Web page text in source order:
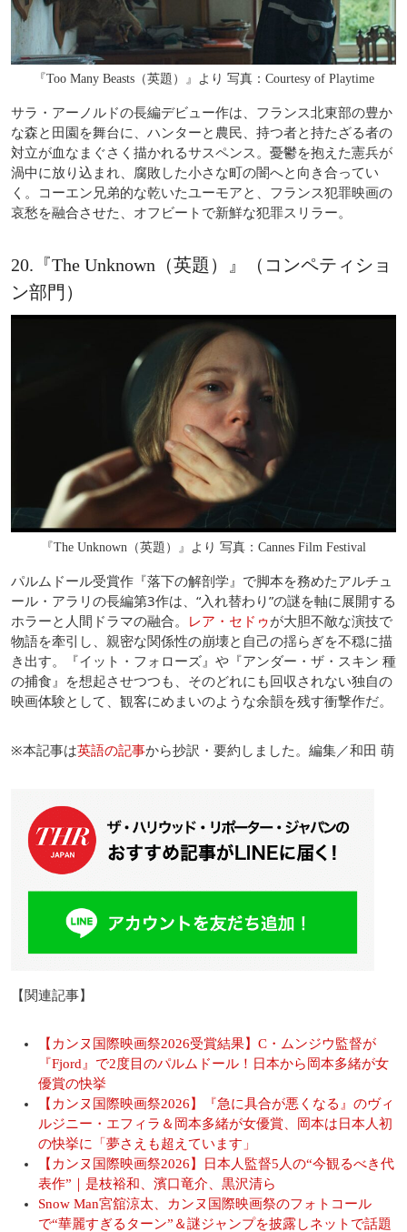
『Too Many Beasts（英題）』より 写真：Courtesy of Playtime
サラ・アーノルドの長編デビュー作は、フランス北東部の豊か
な森と田園を舞台に、ハンターと農民、持つ者と持たざる者の
対立が血なまぐさく描かれるサスペンス。憂鬱を抱えた憲兵が
渦中に放り込まれ、腐敗した小さな町の闇へと向き合ってい
く。コーエン兄弟的な乾いたユーモアと、フランス犯罪映画の
哀愁を融合させた、オフビートで新鮮な犯罪スリラー。
20.『The Unknown（英題）』（コンペティショ
ン部門）
『The Unknown（英題）』より 写真：Cannes Film Festival
パルムドール受賞作『落下の解剖学』で脚本を務めたアルチュ
ール・アラリの長編第3作は、“入れ替わり”の謎を軸に展開する
ホラーと人間ドラマの融合。 レア・セドゥが大胆不敵な演技で
物語を牽引し、親密な関係性の崩壊と自己の揺らぎを不穏に描
き出す。『イット・フォローズ』や『アンダー・ザ・スキン 種
の捕食』を想起させつつも、そのどれにも回収されない独自の
映画体験として、観客にめまいのような余韻を残す衝撃作だ。
※本記事は英語の記事から抄訳・要約しました。編集／和田 萌
【関連記事】
【カンヌ国際映画祭2026受賞結果】C・ムンジウ監督が
『Fjord』で2度目のパルムドール！日本から岡本多緒が女
優賞の快挙
【カンヌ国際映画祭2026】『急に具合が悪くなる』のヴィ
ルジニー・エフィラ＆岡本多緒が女優賞、岡本は日本人初
の快挙に「夢さえも超えています」
【カンヌ国際映画祭2026】日本人監督5人の“今観るべき代
表作”｜是枝裕和、濱口竜介、黒沢清ら
Snow Man宮舘涼太、カンヌ国際映画祭のフォトコール
で“華麗すぎるターン”＆謎ジャンプを披露しネットで話題